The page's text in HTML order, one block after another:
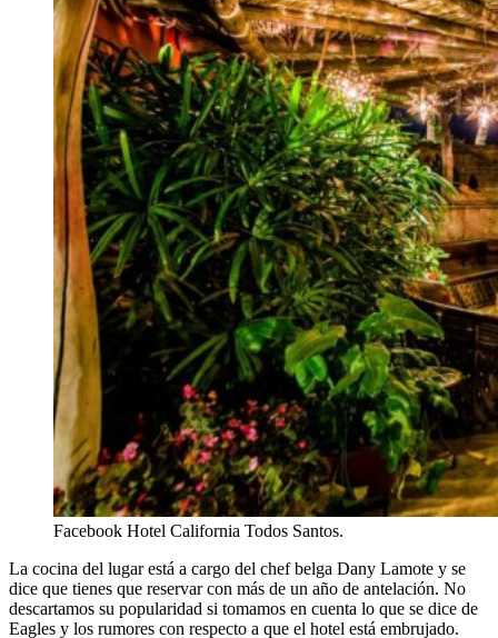
Facebook Hotel California Todos Santos.
La cocina del lugar está a cargo del chef belga Dany Lamote y se
dice que tienes que reservar con más de un año de antelación. No
descartamos su popularidad si tomamos en cuenta lo que se dice de
Eagles y los rumores con respecto a que el hotel está embrujado.